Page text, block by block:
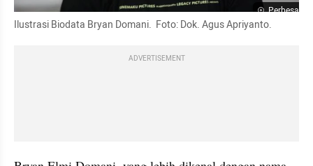
Perbesar
Ilustrasi Biodata Bryan Domani.  Foto: Dok. Agus Apriyanto.
ADVERTISEMENT